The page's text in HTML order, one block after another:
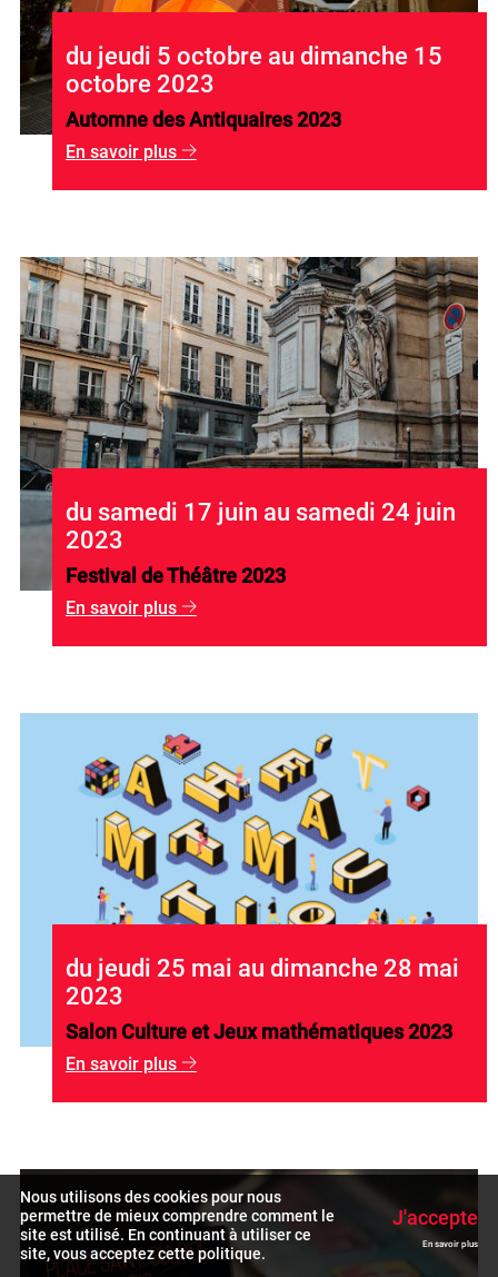
du jeudi 5 octobre au dimanche 15
octobre 2023
Automne des Antiquaires 2023
En savoir plus g
du samedi 17 juin au samedi 24 juin
2023
Festival de Théâtre 2023
En savoir plus g
du jeudi 25 mai au dimanche 28 mai
2023
Salon Culture et Jeux mathématiques 2023
En savoir plus g
Nous utilisons des cookies pour nous
permettre de mieux comprendre comment le
site est utilisé. En continuant à utiliser ce
site, vous acceptez cette politique.
J'accepte
En savoir plus